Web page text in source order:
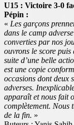
U15 : Victoire 3-0
Pépin :
« Les garçons
dans le camp
converties par nos
ouvrons le score
suite d’une belle
est une copie
occasions dont deux
adverses.
apparaît et nous fait
complètement. Nous
de la fin. »